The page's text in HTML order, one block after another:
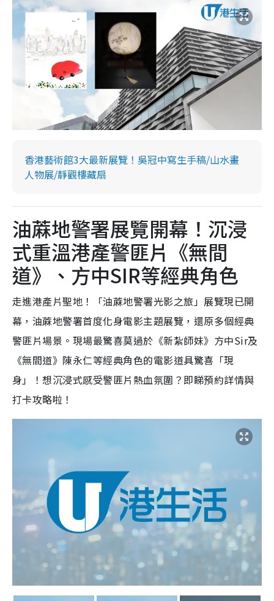
香港藝術館3大最新展覽！吳冠中寫生手稿/山水畫
人物展/靜觀樓藏扇
油蔴地警署展覽開幕！沉浸
式重溫港產警匪片《無間
道》、方中SIR等經典角色
走進港產片聖地！「油蔴地警署光影之旅」展覽現已開
幕，油蔴地警署首度化身電影主題展覽，還原多個經典
警匪片場景。現場最驚喜莫過於《新紮師妹》方中Sir及
《無間道》陳永仁等經典角色的電影道具驚喜「現
身」！想沉浸式感受警匪片熱血氛圍？即睇預約詳情與
打卡攻略啦！